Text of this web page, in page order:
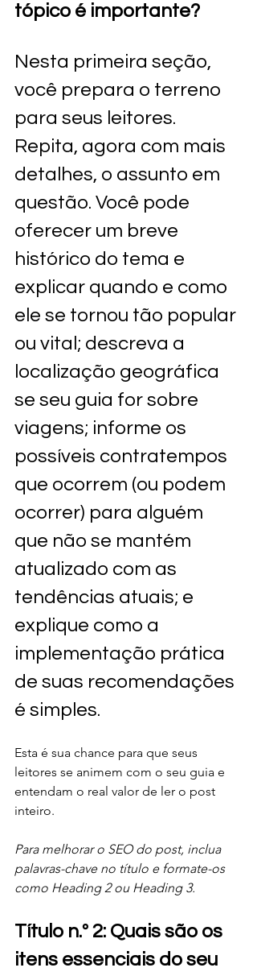
tópico é importante?
Nesta primeira seção,
você prepara o terreno
para seus leitores.
Repita, agora com mais
detalhes, o assunto em
questão. Você pode
oferecer um breve
histórico do tema e
explicar quando e como
ele se tornou tão popular
ou vital; descreva a
localização geográfica
se seu guia for sobre
viagens; informe os
possíveis contratempos
que ocorrem (ou podem
ocorrer) para alguém
que não se mantém
atualizado com as
tendências atuais; e
explique como a
implementação prática
de suas recomendações
é simples.
Esta é sua chance para que seus
leitores se animem com o seu guia e
entendam o real valor de ler o post
inteiro.
Para melhorar o SEO do post, inclua
palavras-chave no título e formate-os
como Heading 2 ou Heading 3.
Título n.º 2: Quais são os
itens essenciais do seu